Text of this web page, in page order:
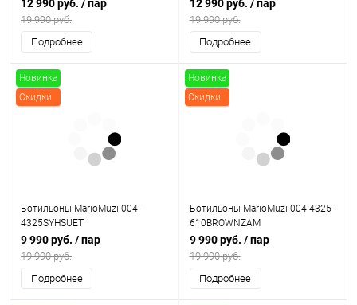
12 990 руб. / пар
19 990 руб.
Подробнее
12 990 руб. / пар
19 990 руб.
Подробнее
Новинка
Скидки
Ботильоны MarioMuzi 004-
4325SYHSUET
9 990 руб. / пар
19 990 руб.
Подробнее
Новинка
Скидки
Ботильоны MarioMuzi 004-4325-
610BROWNZAM
9 990 руб. / пар
19 990 руб.
Подробнее